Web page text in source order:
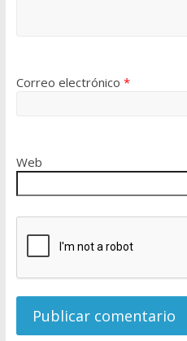
Correo electrónico *
Web